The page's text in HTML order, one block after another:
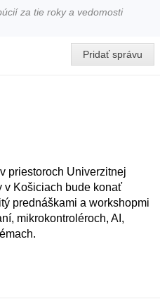
za tie roky a vedomosti
Pridať správu
priestoroch Univerzitnej
v Košiciach bude konať
prednáškami a workshopmi
mikrokontroléroch, AI,